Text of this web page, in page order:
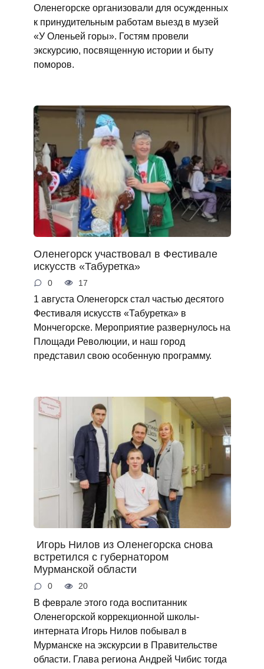
Оленегорске организовали для осужденных
к принудительным работам выезд в музей
«У Оленьей горы». Гостям провели
экскурсию, посвященную истории и быту
поморов.
Оленегорск участвовал в Фестивале
искусств «Табуретка»
0 17
1 августа Оленегорск стал частью десятого
Фестиваля искусств «Табуретка» в
Мончегорске. Мероприятие развернулось на
Площади Революции, и наш город
представил свою особенную программу.
Игорь Нилов из Оленегорска снова
встретился с губернатором
Мурманской области
0 20
В феврале этого года воспитанник
Оленегорской коррекционной школы-
интерната Игорь Нилов побывал в
Мурманске на экскурсии в Правительстве
области. Глава региона Андрей Чибис тогда